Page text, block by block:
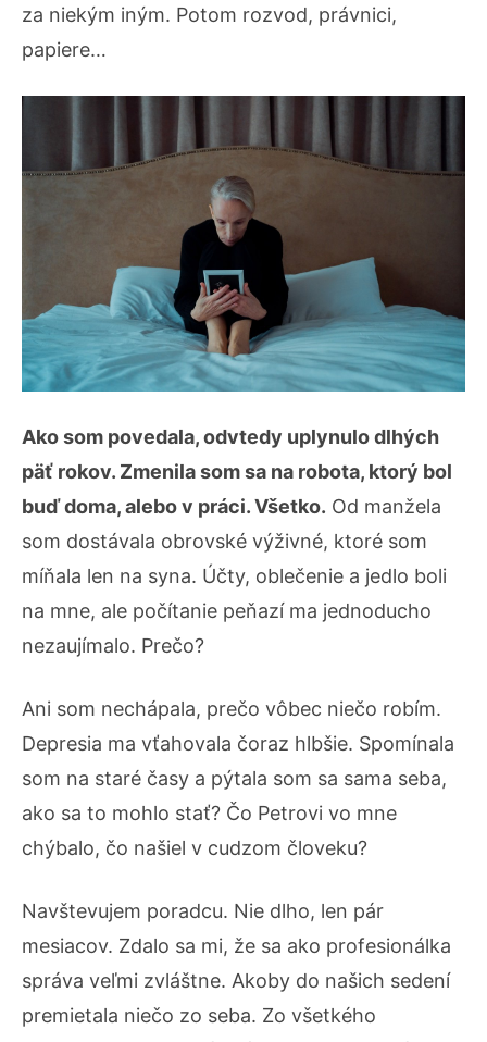
za niekým iným. Potom rozvod, právnici,
papiere…
Ako som povedala, odvtedy uplynulo dlhých
päť rokov. Zmenila som sa na robota, ktorý bol
buď doma, alebo v práci. Všetko. Od manžela
som dostávala obrovské výživné, ktoré som
míňala len na syna. Účty, oblečenie a jedlo boli
na mne, ale počítanie peňazí ma jednoducho
nezaujímalo. Prečo?
Ani som nechápala, prečo vôbec niečo robím.
Depresia ma vťahovala čoraz hlbšie. Spomínala
som na staré časy a pýtala som sa sama seba,
ako sa to mohlo stať? Čo Petrovi vo mne
chýbalo, čo našiel v cudzom človeku?
Navštevujem poradcu. Nie dlho, len pár
mesiacov. Zdalo sa mi, že sa ako profesionálka
správa veľmi zvláštne. Akoby do našich sedení
premietala niečo zo seba. Zo všetkého